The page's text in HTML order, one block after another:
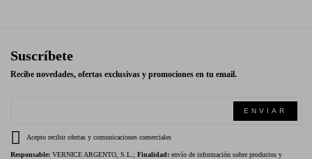
Suscríbete
Recibe novedades, ofertas exclusivas y promociones en tu email.
ENVIAR
Acepto recibir ofertas y comunicaciones comerciales
Responsable: VERNICE ARGENTO, S.L.; Finalidad: envío de información sobre productos y